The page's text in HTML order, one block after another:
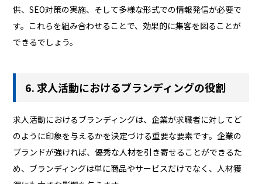
供、SEO対策の実施、そして多様な形式での情報発信が必要で
す。これらを組み合わせることで、効果的に集客を図ることが
できるでしょう。
6. 求人活動におけるブランディングの役割
求人活動におけるブランディングは、企業が求職者に対してど
のように印象を与えるかを決定づける重要な要素です。企業の
ブランドが強ければ、優秀な人材を引き寄せることができるた
め、ブランディングは単に商品やサービスだけでなく、人材獲